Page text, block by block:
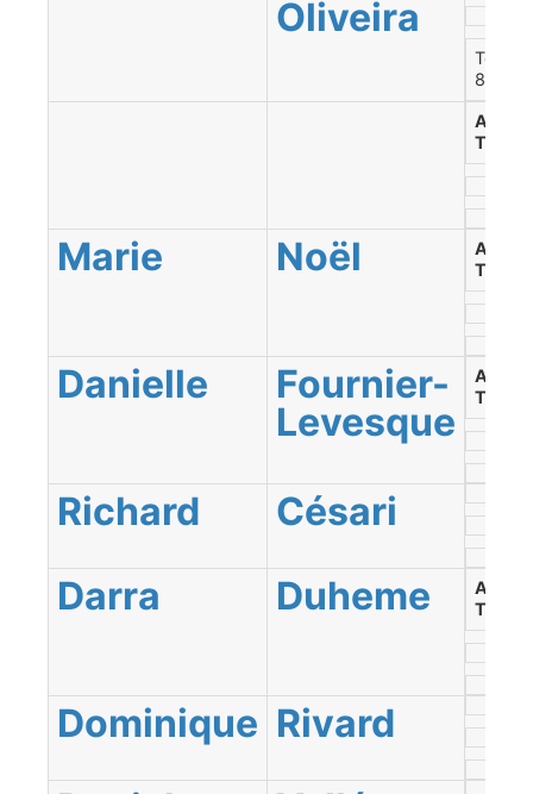
Oliveira
Tél. :
8926
Marie Noël
Danielle
Fournier-
Levesque
Richard
Césari
Darra
Duheme
Dominique Rivard